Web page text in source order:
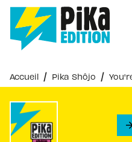
MENU RECHERCHE
PIED DE PAGE
Accueil / Pika Shôjo /